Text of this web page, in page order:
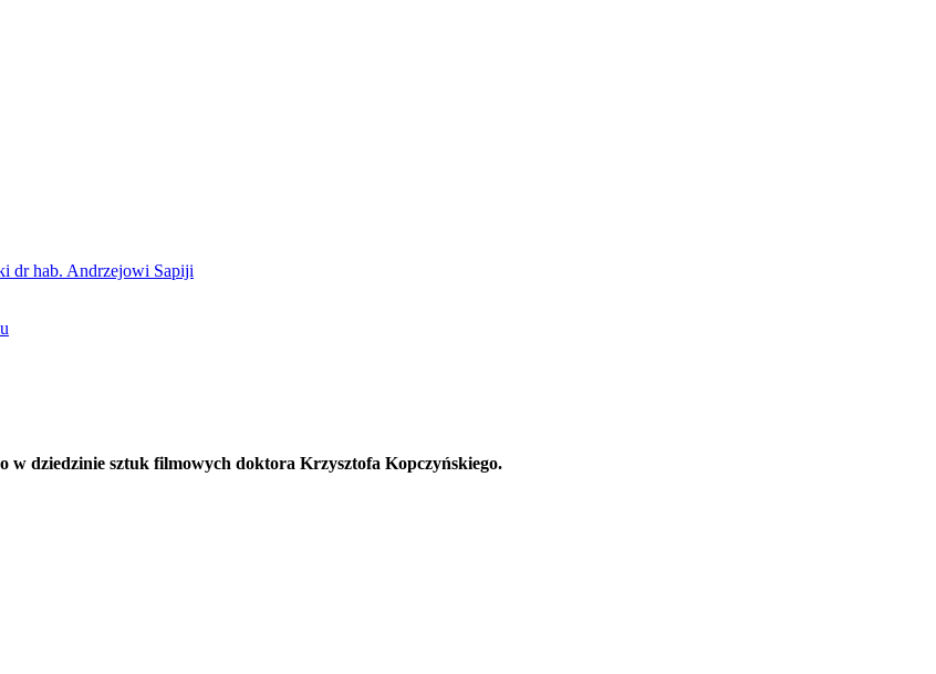
dr hab. Andrzejowi Sapiji
w dziedzinie sztuk filmowych doktora Krzysztofa Kopczyńskiego.